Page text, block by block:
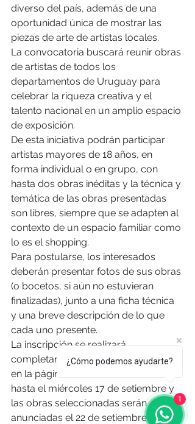
diverso del país, además de una
oportunidad única de mostrar las
piezas de arte de artistas locales.
La convocatoria buscará reunir obras
de artistas de todos los
departamentos de Uruguay para
celebrar la riqueza creativa y el
talento nacional en un amplio espacio
de exposición.
De esta iniciativa podrán participar
artistas mayores de 18 años, en
forma individual o en grupo, con
hasta dos obras inéditas y la técnica y
temática de las obras presentadas
son libres, siempre que se adapten al
contexto de un espacio familiar como
lo es el shopping.
Para postularse, los interesados
deberán presentar fotos de sus obras
(o bocetos, si aún no estuvieran
finalizadas), junto a una ficha técnica
y una breve descripción de lo que
cada uno presente.
La inscripción se realizará
completando el formulario disponible
en la página web de Tres Cruces
hasta el miércoles 17 de setiembre y
las obras seleccionadas serán
anunciadas el 22 de setiembre.
¿Cómo podemos ayudarte?
1